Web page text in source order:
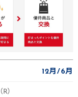
12月 6月
）